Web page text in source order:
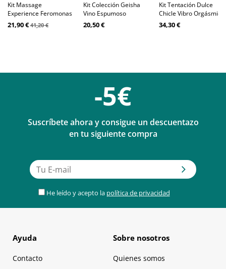
Kit Massage
Experience Feromonas
21,90 €41,20 €
Kit Colección Geisha
Vino Espumoso
20,50 €
Kit Tentación Dulce
Chicle Vibro Orgásmica
34,30 €
-5€
Suscríbete ahora y consigue un descuentazo
en tu siguiente compra
He leído y acepto la política de privacidad
Ayuda
Contacto
Sobre nosotros
Quienes somos